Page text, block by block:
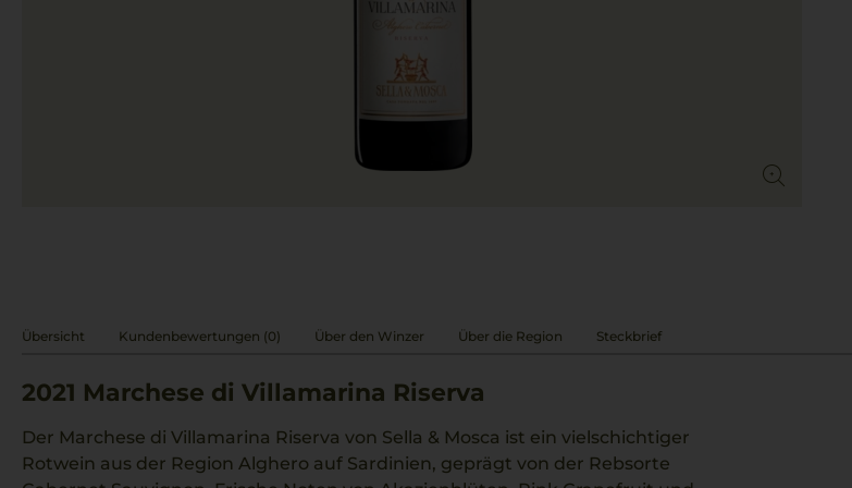
Übersicht Kundenbewertungen (0) Über den Winzer Über die Region Steckbrief
2021 Marchese di Villamarina Riserva
Der Marchese di Villamarina Riserva von Sella & Mosca ist ein vielschichtiger
Rotwein aus der Region Alghero auf Sardinien, geprägt von der Rebsorte